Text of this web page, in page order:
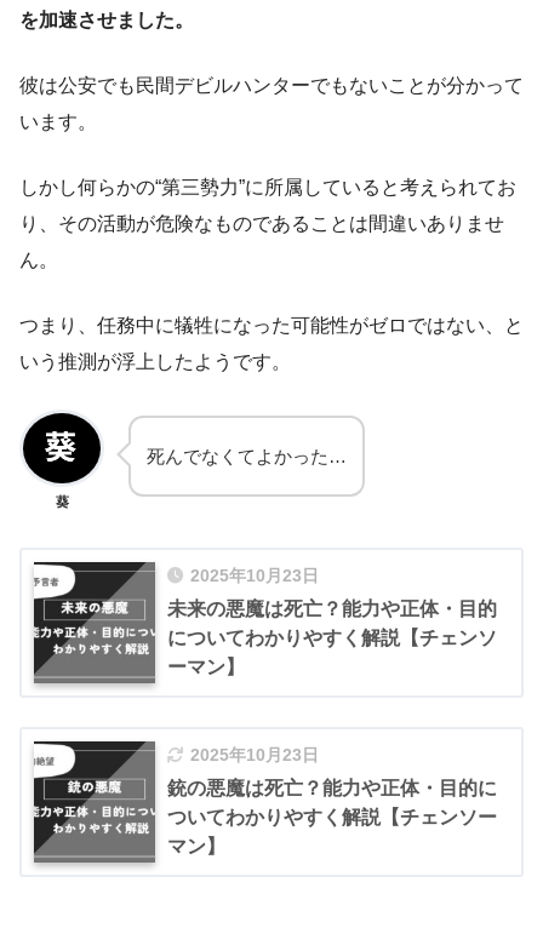
を加速させました。
彼は公安でも民間デビルハンターでもないことが分かって
います。
しかし何らかの“第三勢力”に所属していると考えられてお
り、その活動が危険なものであることは間違いありませ
ん。
つまり、任務中に犠牲になった可能性がゼロではない、と
いう推測が浮上したようです。
葵
死んでなくてよかった…
2025年10月23日
未来の悪魔は死亡？能力や正体・目的
についてわかりやすく解説【チェンソ
ーマン】
2025年10月23日
銃の悪魔は死亡？能力や正体・目的に
ついてわかりやすく解説【チェンソー
マン】